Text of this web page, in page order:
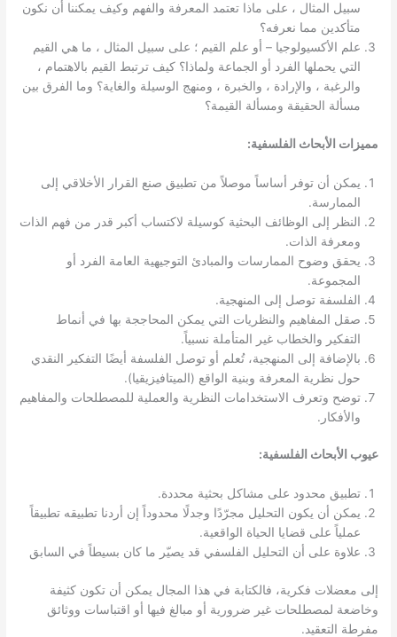
سبيل المثال ، على ماذا تعتمد المعرفة والفهم وكيف يمكننا أن نكون
متأكدين مما نعرفه؟
علم الأكسيولوجيا – أو علم القيم ؛ على سبيل المثال ، ما هي القيم
التي يحملها الفرد أو الجماعة ولماذا؟ كيف ترتبط القيم بالاهتمام ،
والرغبة ، والإرادة ، والخبرة ، ومنهج الوسيلة والغاية؟ وما الفرق بين
مسألة الحقيقة ومسألة القيمة؟
مميزات الأبحاث الفلسفية:
يمكن أن توفر أساساً موصلاً من تطبيق صنع القرار الأخلاقي إلى
الممارسة.
النظر إلى الوظائف البحثية كوسيلة لاكتساب أكبر قدر من فهم الذات
ومعرفة الذات.
يحقق وضوح الممارسات والمبادئ التوجيهية العامة الفرد أو
المجموعة.
الفلسفة توصل إلى المنهجية.
صقل المفاهيم والنظريات التي يمكن المحاججة بها في أنماط
التفكير والخطاب غير المتأملة نسبياً.
بالإضافة إلى المنهجية، تُعلم أو توصل الفلسفة أيضًا التفكير النقدي
حول نظرية المعرفة وبنية الواقع (الميتافيزيقيا).
توضح وتعرف الاستخدامات النظرية والعملية للمصطلحات والمفاهيم
والأفكار.
عيوب الأبحاث الفلسفية:
تطبيق محدود على مشاكل بحثية محددة.
يمكن أن يكون التحليل مجرّدًا وجدلًا محدوداً إن أردنا تطبيقه تطبيقاً
عملياً على قضايا الحياة الواقعية.
علاوة على أن التحليل الفلسفي قد يصيّر ما كان بسيطاً في السابق
إلى معضلات فكرية، فالكتابة في هذا المجال يمكن أن تكون كثيفة
وخاضعة لمصطلحات غير ضرورية أو مبالغ فيها أو اقتباسات ووثائق
مفرطة التعقيد.